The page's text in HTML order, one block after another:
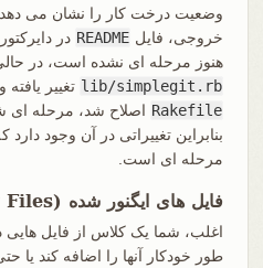
وضعیت درخت کار را نشان می دهد.
خروجی، فایل README در
هنوز مرحله ای نشده است، در
lib/simplegit.rb تغییر
Rakefile اصلاح شد، مرحله ای
بنابراین تغییراتی در آن وجود
مرحله ای است.
فایل های ایگنور شده (Ignoring Files)
اغلب، شما یک کلاس از فایل هایی
طور خودکار آنها را اضافه کند یا